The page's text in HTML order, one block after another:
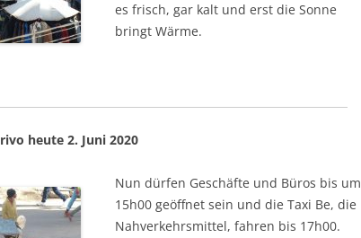
es frisch, gar kalt und erst die Sonne
bringt Wärme.
heute 2. Juni 2020
Nun dürfen Geschäfte und Büros bis um
15h00 geöffnet sein und die Taxi Be, die
Nahverkehrsmittel, fahren bis 17h00.